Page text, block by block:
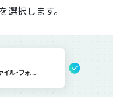
択します。